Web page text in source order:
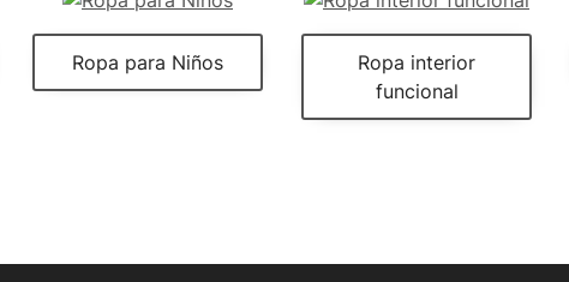
Ropa para Niños
Ropa interior
funcional